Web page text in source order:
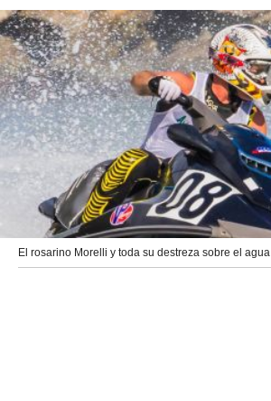
El rosarino Morelli y toda su destreza sobre el agua